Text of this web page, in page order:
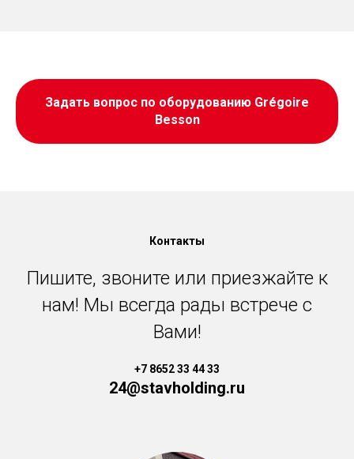
Задать вопрос по оборудованию Grégoire
Besson
Контакты
Пишите, звоните или приезжайте к
нам! Мы всегда рады встрече с
Вами!
+7 8652 33 44 33
24@stavholding.ru